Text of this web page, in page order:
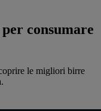
consumare
le migliori birre